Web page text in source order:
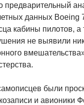
предварительный
данных Boeing
кабины пилотов, а
не выявили
были
и авионики